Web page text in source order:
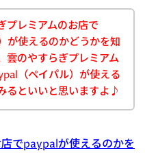
プレミアムのお店で
が使えるのかどうかを知
雲のやすらぎプレミアム
（ペイパル）が使える
るといいと思いますよ♪
でpaypalが使えるのかを